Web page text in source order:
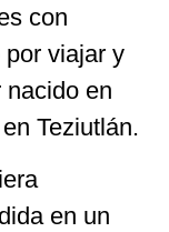
con
viajar y
nacido en
Teziutlán.
en un